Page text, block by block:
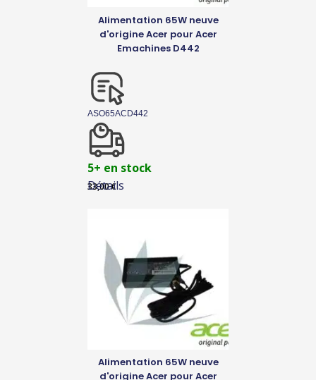
Détails
Alimentation 65W neuve
d'origine Acer pour Acer
Emachines D442
ASO65ACD442
5+ en stock
33,00€
Alimentation 65W neuve
d'origine Acer pour Acer